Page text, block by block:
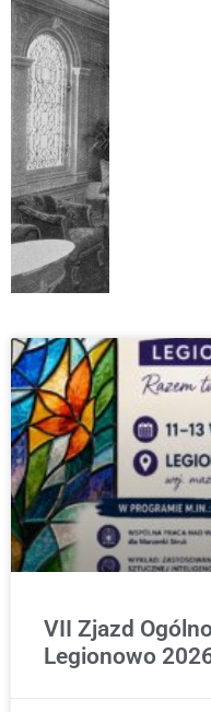
VII Zjazd
Legionowo